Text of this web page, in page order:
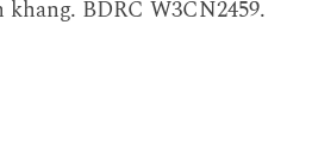
BDRC W3CN2459.